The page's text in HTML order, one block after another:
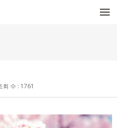
회 수 : 1761